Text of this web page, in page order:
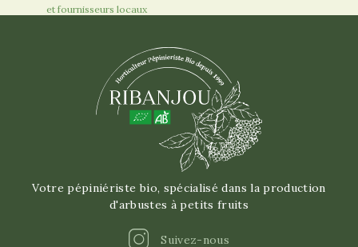
et fournisseurs locaux
Votre pépiniériste bio, spécialisé dans la production
d'arbustes à petits fruits
Suivez-nous
Instagram